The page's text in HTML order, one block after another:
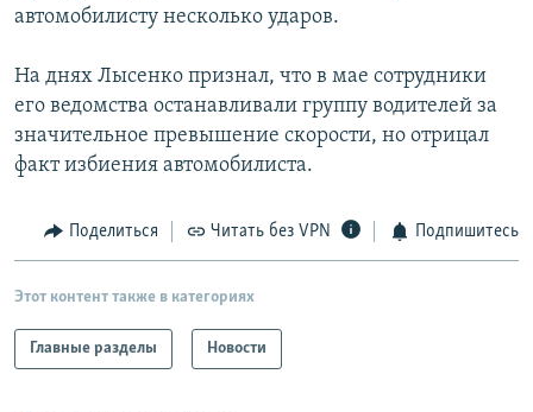
Все сайты РСЕ/РС
автомобилисту несколько ударов.
На днях Лысенко признал, что в мае сотрудники
его ведомства останавливали группу водителей за
значительное превышение скорости, но отрицал
факт избиения автомобилиста.
Поделиться Читать без VPN Подпишитесь
Этот контент также в категориях
Главные разделы Новости